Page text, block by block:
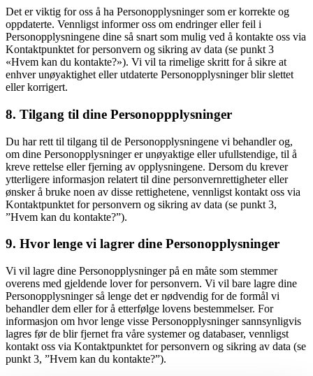
Det er viktig for oss å ha Personopplysninger som er korrekte og
oppdaterte. Vennligst informer oss om endringer eller feil i
Personopplysningene dine så snart som mulig ved å kontakte oss via
Kontaktpunktet for personvern og sikring av data (se punkt 3
«Hvem kan du kontakte?»). Vi vil ta rimelige skritt for å sikre at
enhver unøyaktighet eller utdaterte Personopplysninger blir slettet
eller korrigert.
8. Tilgang til dine Personoppplysninger
Du har rett til tilgang til de Personopplysningene vi behandler og,
om dine Personopplysninger er unøyaktige eller ufullstendige, til å
kreve rettelse eller fjerning av opplysningene. Dersom du krever
ytterligere informasjon relatert til dine personvernrettigheter eller
ønsker å bruke noen av disse rettighetene, vennligst kontakt oss via
Kontaktpunktet for personvern og sikring av data (se punkt 3,
”Hvem kan du kontakte?”).
9. Hvor lenge vi lagrer dine Personopplysninger
Vi vil lagre dine Personopplysninger på en måte som stemmer
overens med gjeldende lover for personvern. Vi vil bare lagre dine
Personopplysninger så lenge det er nødvendig for de formål vi
behandler dem eller for å etterfølge lovens bestemmelser. For
informasjon om hvor lenge visse Personopplysninger sannsynligvis
lagres før de blir fjernet fra våre systemer og databaser, vennligst
kontakt oss via Kontaktpunktet for personvern og sikring av data (se
punkt 3, ”Hvem kan du kontakte?”).